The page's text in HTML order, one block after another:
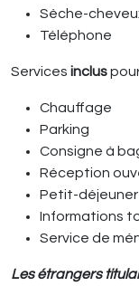
Sèche-
Téléphone
Services inclus
Chauffage
Parking
Consigne à
Réception
Petit-déjeuner
Informations
Service de
Les étrangers